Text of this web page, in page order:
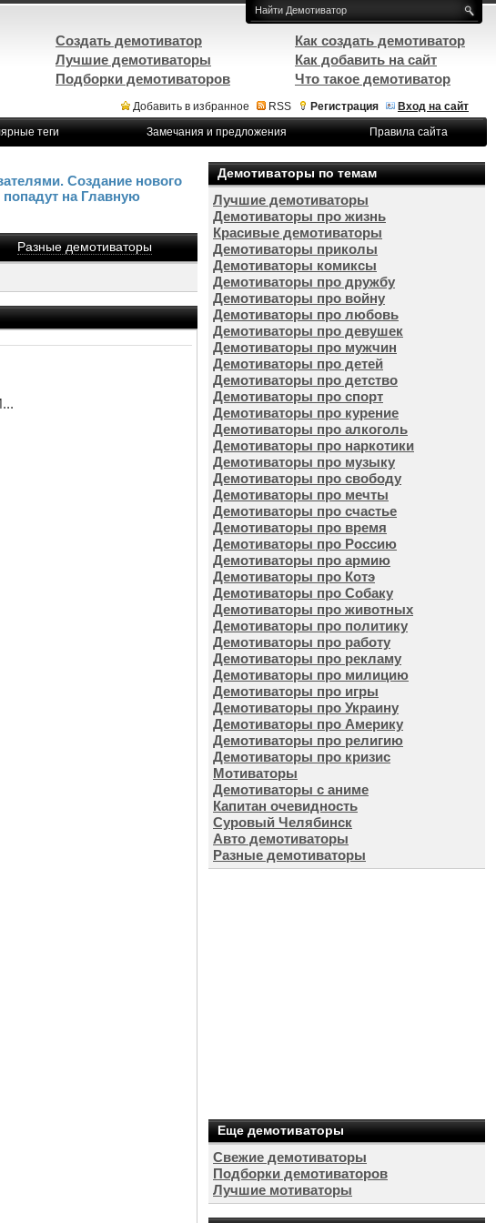
Добавить в избранное RSS Регистрация
Вход на сайт
теги Замечания и предложения Правила сайта
Создание нового
на Главную
Разные демотиваторы
Демотиваторы по темам
Лучшие демотиваторы
Демотиваторы про жизнь
Красивые демотиваторы
Демотиваторы приколы
Демотиваторы комиксы
Демотиваторы про дружбу
Демотиваторы про войну
Демотиваторы про любовь
Демотиваторы про девушек
Демотиваторы про мужчин
Демотиваторы про детей
Демотиваторы про детство
Демотиваторы про спорт
Демотиваторы про курение
Демотиваторы про алкоголь
Демотиваторы про наркотики
Демотиваторы про музыку
Демотиваторы про свободу
Демотиваторы про мечты
Демотиваторы про счастье
Демотиваторы про время
Демотиваторы про Россию
Демотиваторы про армию
Демотиваторы про Котэ
Демотиваторы про Собаку
Демотиваторы про животных
Демотиваторы про политику
Демотиваторы про работу
Демотиваторы про рекламу
Демотиваторы про милицию
Демотиваторы про игры
Демотиваторы про Украину
Демотиваторы про Америку
Демотиваторы про религию
Демотиваторы про кризис
Мотиваторы
Демотиваторы с аниме
Капитан очевидность
Суровый Челябинск
Авто демотиваторы
Разные демотиваторы
Еще демотиваторы
Свежие демотиваторы
Подборки демотиваторов
Лучшие мотиваторы
Создать демотиватор
Лучшие демотиваторы
Подборки демотиваторов
Как создать демотиватор
Как добавить на сайт
Что такое демотиватор